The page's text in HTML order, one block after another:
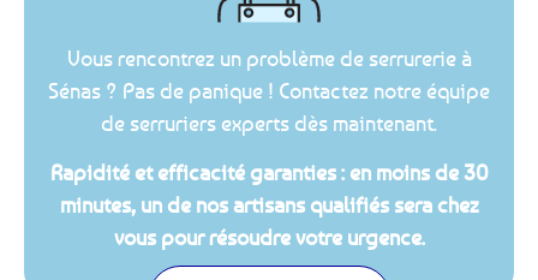
Vous rencontrez un problème de serrurerie à
Sénas ? Pas de panique ! Contactez notre équipe
de serruriers experts dès maintenant.
Rapidité et efficacité garanties : en moins de 30
minutes, un de nos artisans qualifiés sera chez
vous pour résoudre votre urgence.